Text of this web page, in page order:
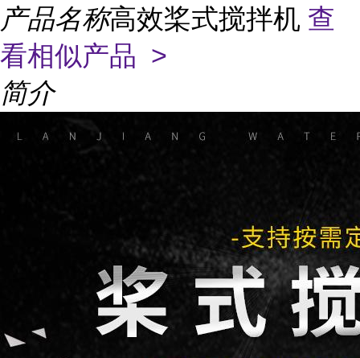
产品名称高效桨式搅拌机 查
看相似产品 >
简介